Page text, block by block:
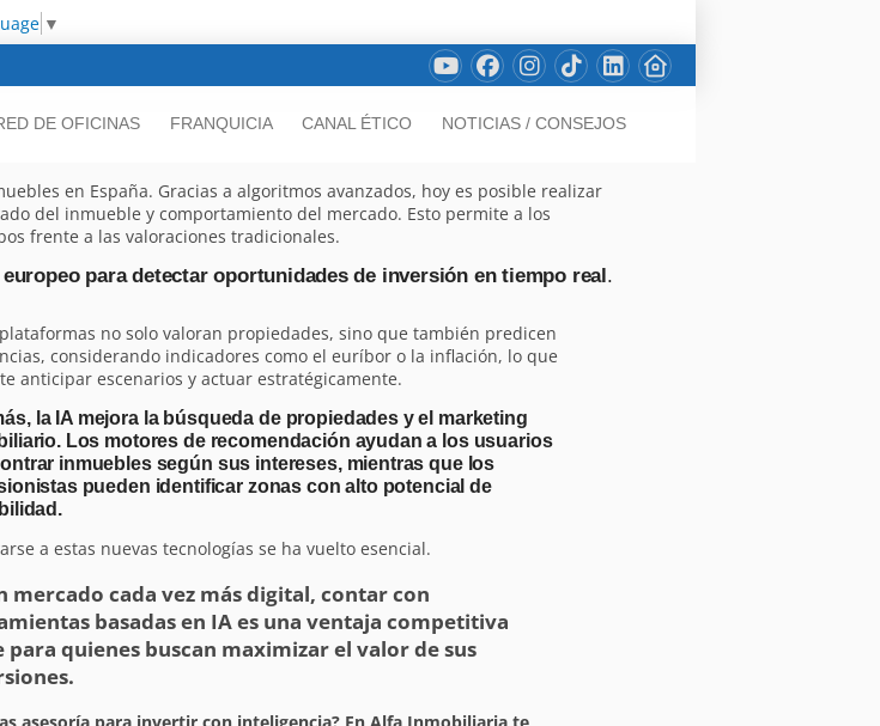
▼
DE OFICINAS FRANQUICIA CANAL ÉTICO NOTICIAS / CONSEJOS
en España. Gracias a algoritmos avanzados, hoy es posible realizar
del inmueble y comportamiento del mercado. Esto permite a los
frente a las valoraciones tradicionales.
para detectar oportunidades de inversión en tiempo real.
no solo valoran propiedades, sino que también predicen
considerando indicadores como el euríbor o la inflación, lo que
anticipar escenarios y actuar estratégicamente.
la IA mejora la búsqueda de propiedades y el marketing
Los motores de recomendación ayudan a los usuarios
inmuebles según sus intereses, mientras que los
pueden identificar zonas con alto potencial de
a estas nuevas tecnologías se ha vuelto esencial.
mercado cada vez más digital, contar con
basadas en IA es una ventaja competitiva
para quienes buscan maximizar el valor de sus